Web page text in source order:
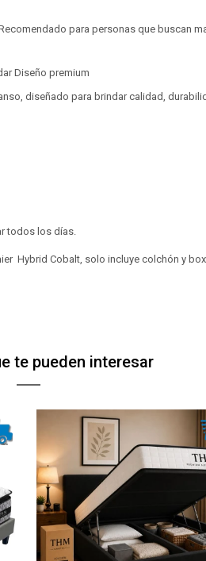
para personas que buscan
Diseño premium
diseñado para brindar calidad,
todos los días.
Hybrid Cobalt, solo incluye colchón y box
te pueden interesar